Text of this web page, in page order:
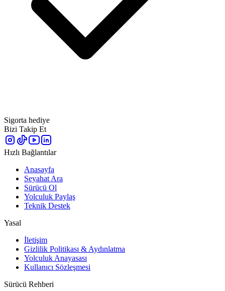
Sigorta hediye
Bizi Takip Et
Hızlı Bağlantılar
Anasayfa
Seyahat Ara
Sürücü Ol
Yolculuk Paylaş
Teknik Destek
Yasal
İletişim
Gizlilik Politikası & Aydınlatma
Yolculuk Anayasası
Kullanıcı Sözleşmesi
Sürücü Rehberi